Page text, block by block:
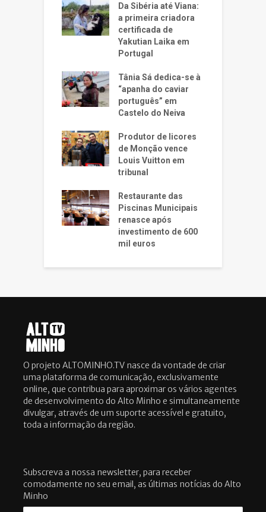
Da Sibéria até Viana:
a primeira criadora
certificada de
Yakutian Laika em
Portugal
Tânia Sá dedica-se à
“apanha do caviar
português” em
Castelo do Neiva
Produtor de licores
de Monção vence
Louis Vuitton em
tribunal
Restaurante das
Piscinas Municipais
renasce após
investimento de 600
mil euros
O projeto ALTOMINHO.TV nasce da vontade de criar
uma plataforma de comunicação, exclusivamente
online, que contribua para aproximar os vários agentes
de desenvolvimento do Alto Minho e simultaneamente
divulgar, através de um suporte acessível e gratuito,
toda a informação da região.
Subscreva a nossa newsletter, para receber
comodamente no seu email, as últimas notícias do Alto
Minho